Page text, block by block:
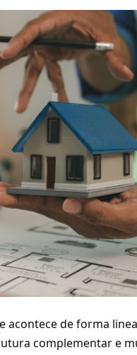
acontece de forma
complementar e